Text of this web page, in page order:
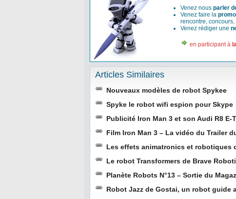
Venez nous parler
Venez faire la
rencontre,
Venez rédiger une
en participant à
Articles Similaires
Nouveaux modèles de robot Spykee
Spyke le robot wifi espion pour Skype
Publicité Iron Man 3 et son Audi R8 E-
Film Iron Man 3 – La vidéo du Trailer
Les effets animatronics et robotiques
Le robot Transformers de Brave
Planète Robots N°13 – Sortie du
Robot Jazz de Gostai, un robot guide